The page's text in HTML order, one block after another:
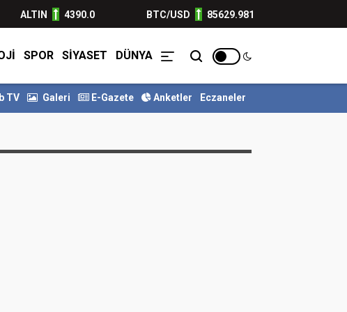
ALTIN 4390.0 BTC/USD 85629.981
SPOR SİYASET DÜNYA
indirim geliyor Gaziantep’in Direniş Ruhu ve Cumhuriyet’in 10... SİNAN
TV Galeri E-Gazete Anketler Eczaneler
şeye karşı çıktı: Devlet dahi